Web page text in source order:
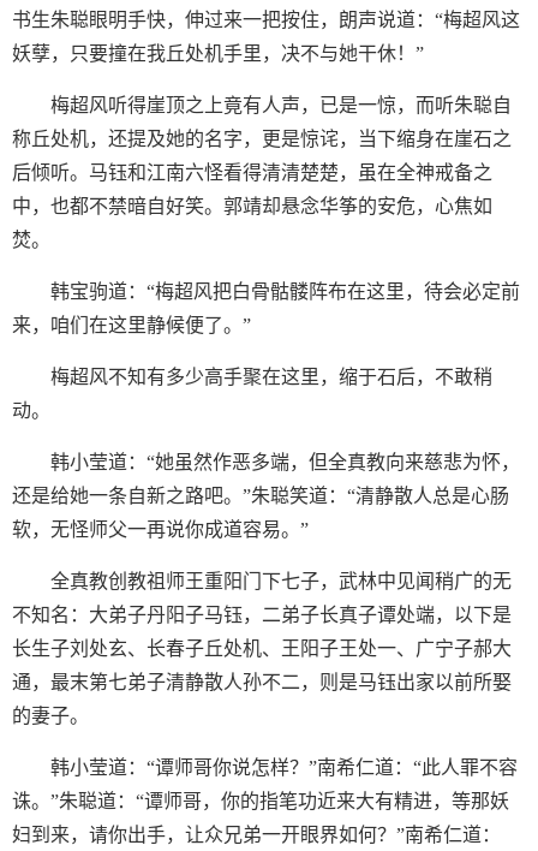
书生朱聪眼明手快，伸过来一把按住，朗声说道：“梅超风这
妖孽，只要撞在我丘处机手里，决不与她干休！”
梅超风听得崖顶之上竟有人声，已是一惊，而听朱聪自
称丘处机，还提及她的名字，更是惊诧，当下缩身在崖石之
后倾听。马钰和江南六怪看得清清楚楚，虽在全神戒备之
中，也都不禁暗自好笑。郭靖却悬念华筝的安危，心焦如
焚。
韩宝驹道：“梅超风把白骨骷髅阵布在这里，待会必定前
来，咱们在这里静候便了。”
梅超风不知有多少高手聚在这里，缩于石后，不敢稍
动。
韩小莹道：“她虽然作恶多端，但全真教向来慈悲为怀，
还是给她一条自新之路吧。”朱聪笑道：“清静散人总是心肠
软，无怪师父一再说你成道容易。”
全真教创教祖师王重阳门下七子，武林中见闻稍广的无
不知名：大弟子丹阳子马钰，二弟子长真子谭处端，以下是
长生子刘处玄、长春子丘处机、王阳子王处一、广宁子郝大
通，最末第七弟子清静散人孙不二，则是马钰出家以前所娶
的妻子。
韩小莹道：“谭师哥你说怎样？”南希仁道：“此人罪不容
诛。”朱聪道：“谭师哥，你的指笔功近来大有精进，等那妖
妇到来，请你出手，让众兄弟一开眼界如何？”南希仁道：